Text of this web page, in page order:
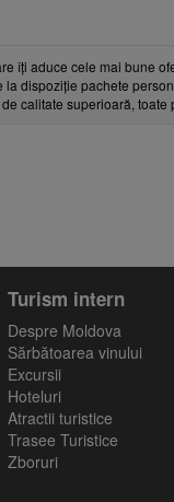
îți aduce cele mai bune
dispoziție pachete
calitate superioară,
Turism intern
Despre Moldova
Sărbătoarea vinului
Excursii
Hoteluri
Atractii turistice
Trasee Turistice
Zboruri